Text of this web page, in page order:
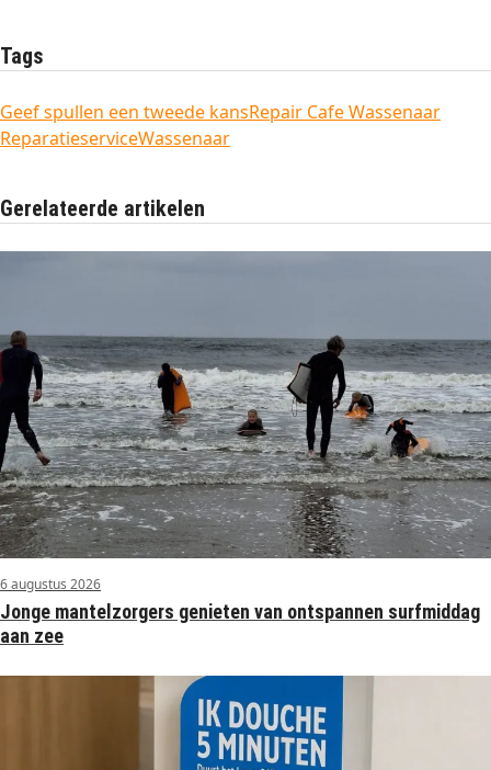
Tags
Geef spullen een tweede kansRepair Cafe Wassenaar
ReparatieserviceWassenaar
Gerelateerde artikelen
6 augustus 2026
Jonge mantelzorgers genieten van ontspannen surfmiddag
aan zee